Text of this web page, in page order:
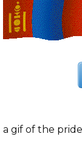
a gif of the